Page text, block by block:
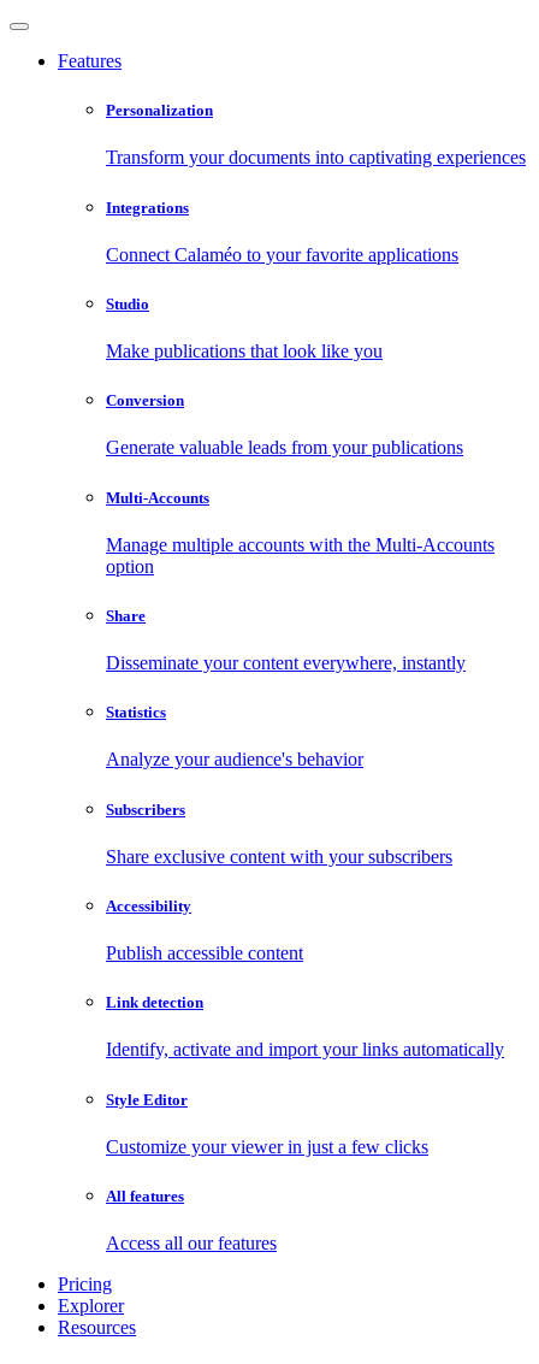
Features
Personalization
Transform your documents into captivating experiences
Integrations
Connect Calaméo to your favorite applications
Studio
Make publications that look like you
Conversion
Generate valuable leads from your publications
Multi-Accounts
Manage multiple accounts with the Multi-Accounts
option
Share
Disseminate your content everywhere, instantly
Statistics
Analyze your audience's behavior
Subscribers
Share exclusive content with your subscribers
Accessibility
Publish accessible content
Link detection
Identify, activate and import your links automatically
Style Editor
Customize your viewer in just a few clicks
All features
Access all our features
Pricing
Explorer
Resources